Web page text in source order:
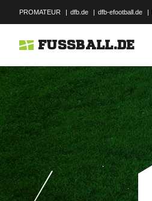
PROMATEUR | dfb.de | dfb-efootball.de |
FUSSBALL.DE